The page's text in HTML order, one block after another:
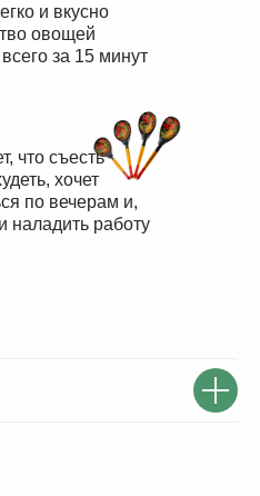
и вкусно
овощей
за 15 минут
что съесть
хочет
по вечерам и,
наладить работу